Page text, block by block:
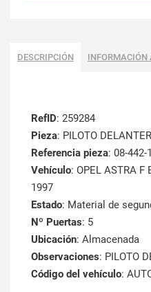
DESCRIPCIÓN INFORMACIÓN
RefID: 259284
Pieza: PILOTO
Referencia pieza: 08-442-
Vehículo: OPEL ASTRA F
1997
Estado: Material de
Nº Puertas: 5
Ubicación: Almacenada
Observaciones: PILOTO
Código del vehículo: